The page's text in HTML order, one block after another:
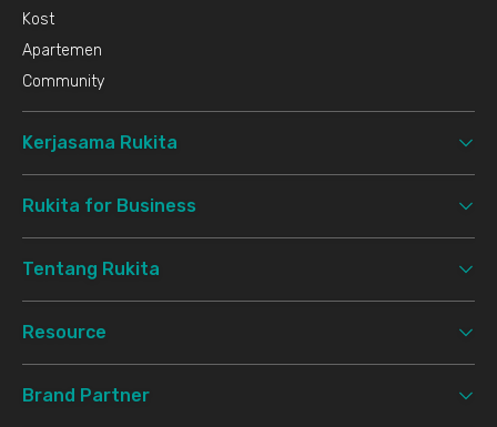
Kost
Apartemen
Community
Kerjasama Rukita
Rukita for Business
Tentang Rukita
Resource
Brand Partner